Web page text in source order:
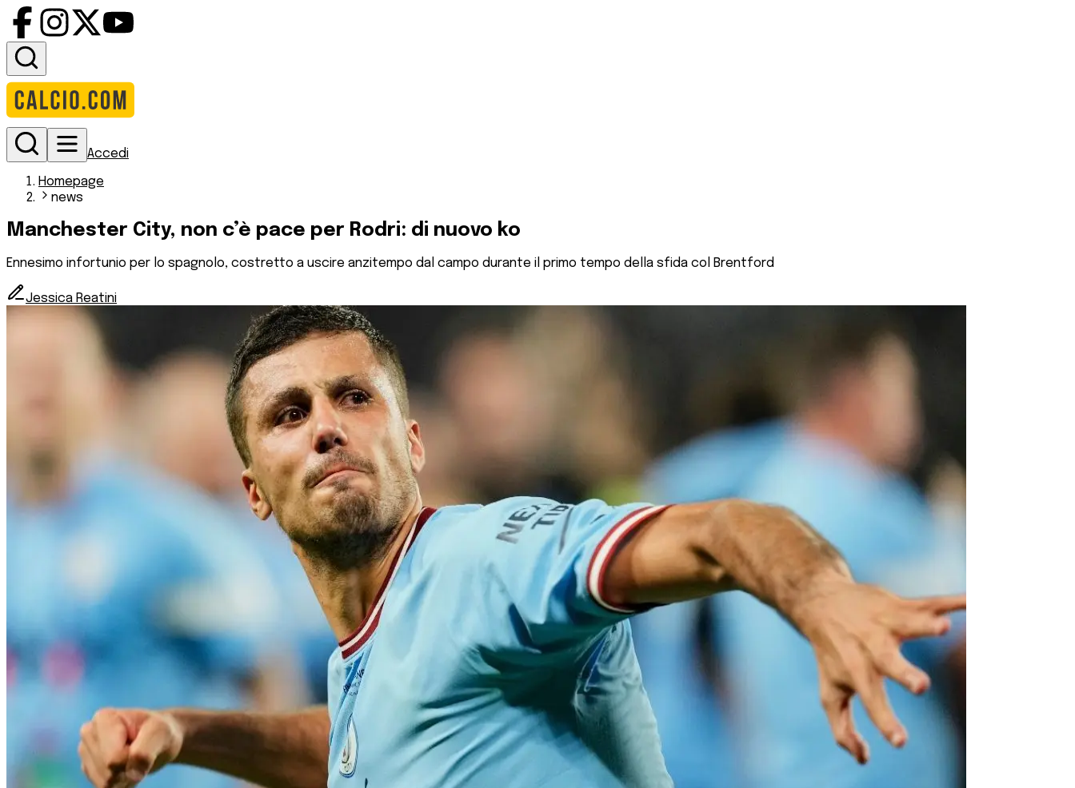
Accedi
Homepage
news
Manchester City, non c’è pace per Rodri: di nuovo ko
Ennesimo infortunio per lo spagnolo, costretto a uscire anzitempo dal campo durante il primo tempo della sfida col Brentford
Jessica Reatini